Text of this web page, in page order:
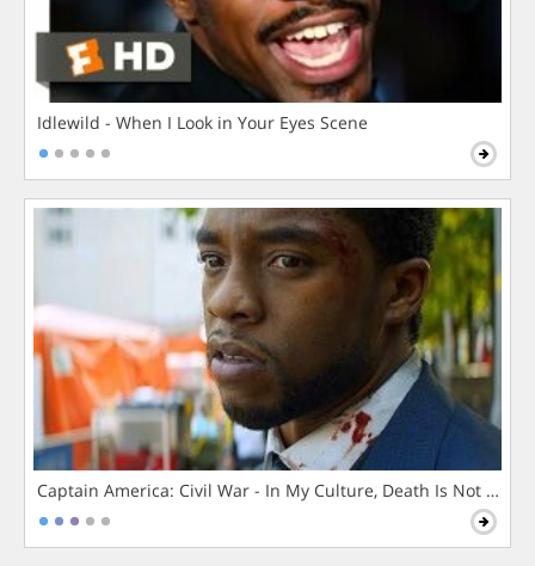
Idlewild - When I Look in Your Eyes Scene
Captain America: Civil War - In My Culture, Death Is Not The